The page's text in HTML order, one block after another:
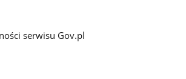
serwisu Gov.pl